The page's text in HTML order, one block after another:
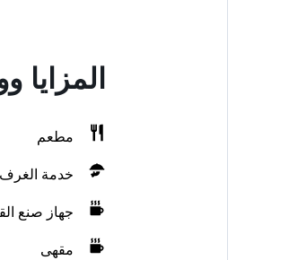
مطعم
خدمة الغرف
جهاز صنع
مقهى